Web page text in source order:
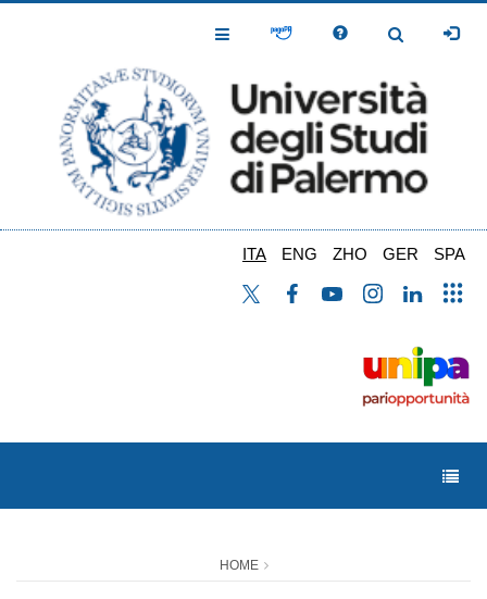
Toggle
Toggle
ITA ENG ZHO GER SPA
HOME